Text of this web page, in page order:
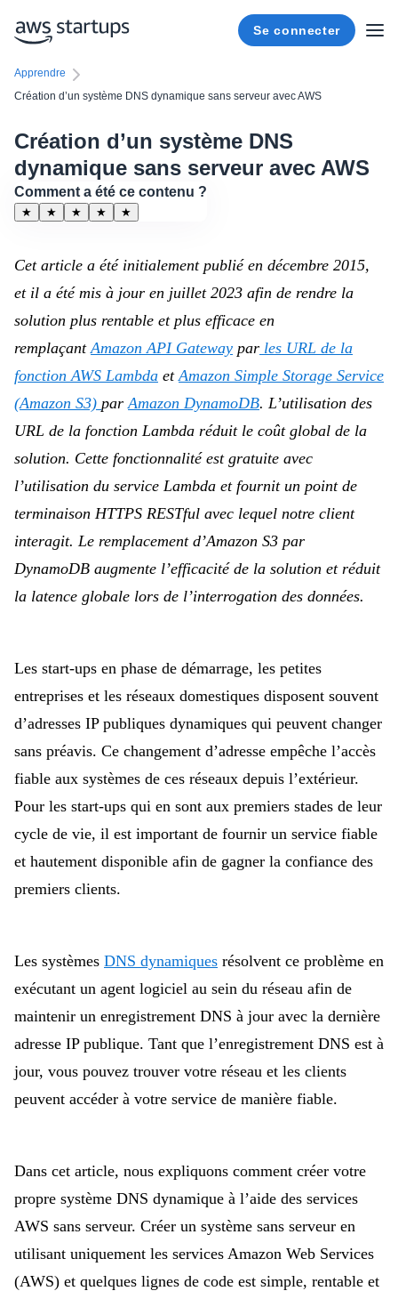
Se connecter
Apprendre
Création d’un système DNS dynamique sans serveur avec AWS
Création d’un système DNS
dynamique sans serveur avec AWS
Comment a été ce contenu ?
★ ★ ★ ★ ★
Cet article a été initialement publié en décembre 2015,
et il a été mis à jour en juillet 2023 afin de rendre la
solution plus rentable et plus efficace en
remplaçant Amazon API Gateway par les URL de la
fonction AWS Lambda et Amazon Simple Storage Service
(Amazon S3) par Amazon DynamoDB. L’utilisation des
URL de la fonction Lambda réduit le coût global de la
solution. Cette fonctionnalité est gratuite avec
l’utilisation du service Lambda et fournit un point de
terminaison HTTPS RESTful avec lequel notre client
interagit. Le remplacement d’Amazon S3 par
DynamoDB augmente l’efficacité de la solution et réduit
la latence globale lors de l’interrogation des données.
Les start-ups en phase de démarrage, les petites
entreprises et les réseaux domestiques disposent souvent
d’adresses IP publiques dynamiques qui peuvent changer
sans préavis. Ce changement d’adresse empêche l’accès
fiable aux systèmes de ces réseaux depuis l’extérieur.
Pour les start-ups qui en sont aux premiers stades de leur
cycle de vie, il est important de fournir un service fiable
et hautement disponible afin de gagner la confiance des
premiers clients.
Les systèmes DNS dynamiques résolvent ce problème en
exécutant un agent logiciel au sein du réseau afin de
maintenir un enregistrement DNS à jour avec la dernière
adresse IP publique. Tant que l’enregistrement DNS est à
jour, vous pouvez trouver votre réseau et les clients
peuvent accéder à votre service de manière fiable.
Dans cet article, nous expliquons comment créer votre
propre système DNS dynamique à l’aide des services
AWS sans serveur. Créer un système sans serveur en
utilisant uniquement les services Amazon Web Services
(AWS) et quelques lignes de code est simple, rentable et